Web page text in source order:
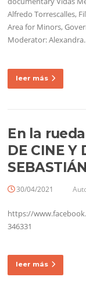
Alfredo Torrescalles,
Area for Minors,
Moderator:
leer más
En la
DE CINE Y
SEBASTIÁN
30/04/2021
https://
346331
leer más